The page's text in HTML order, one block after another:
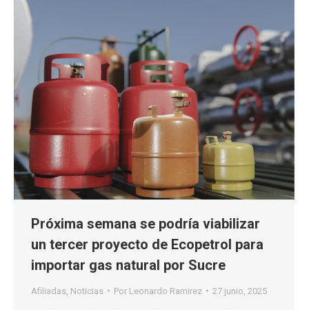
Próxima semana se podría viabilizar
un tercer proyecto de Ecopetrol para
importar gas natural por Sucre
Afiliadas Noticias Por Leonardo Ramirez 27 junio, 2025